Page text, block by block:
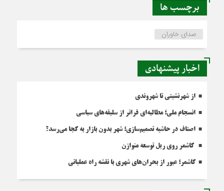
برچسب ها
صدای خاوران
اخبار پیشنهادی
از شهرنشینی تا شهروندی
انسجام ملی؛ مطالبه‌ای فراتر از سلیقه‌های سیاسی
اصناف در حاشیه تصمیم‌سازی؛ شهر بدون بازار به کجا می‌رسد؟
کاشمر روی ریل توسعه متوازن
کاشمر؛ عبور از بحران‌های شهری با نقشه راه عملیاتی